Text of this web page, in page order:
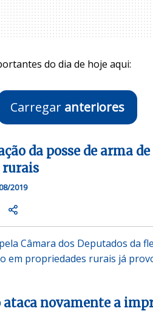
do dia de hoje aqui:
Carregar anteriores
da posse de arma
rurais
2019
Câmara dos Deputados da
em propriedades rurais já
ataca novamente a